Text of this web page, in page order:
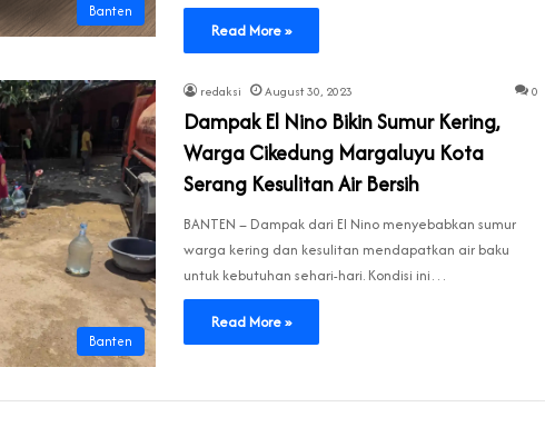
Banten
Read More »
Banten
redaksi August 30, 2023 0
Dampak El Nino Bikin Sumur Kering,
Warga Cikedung Margaluyu Kota
Serang Kesulitan Air Bersih
BANTEN – Dampak dari El Nino menyebabkan sumur
warga kering dan kesulitan mendapatkan air baku
untuk kebutuhan sehari-hari. Kondisi ini…
Read More »